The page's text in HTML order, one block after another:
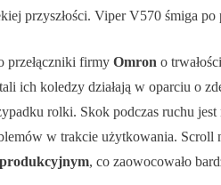
przyszłości. Viper V570 śmiga
przełączniki firmy Omron o
ich koledzy działają w oparciu o
rolki. Skok podczas ruchu
w trakcie użytkowania.
, co zaowocowało